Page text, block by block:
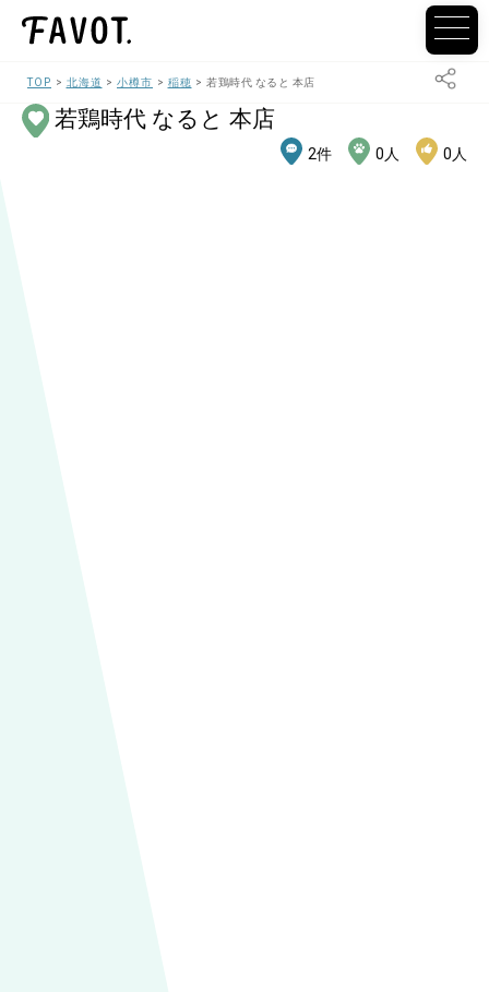
TOP 北海道 小樽市 稲穂 若鶏時代 なると 本店
若鶏時代 なると 本店
2件 0 人 0 人